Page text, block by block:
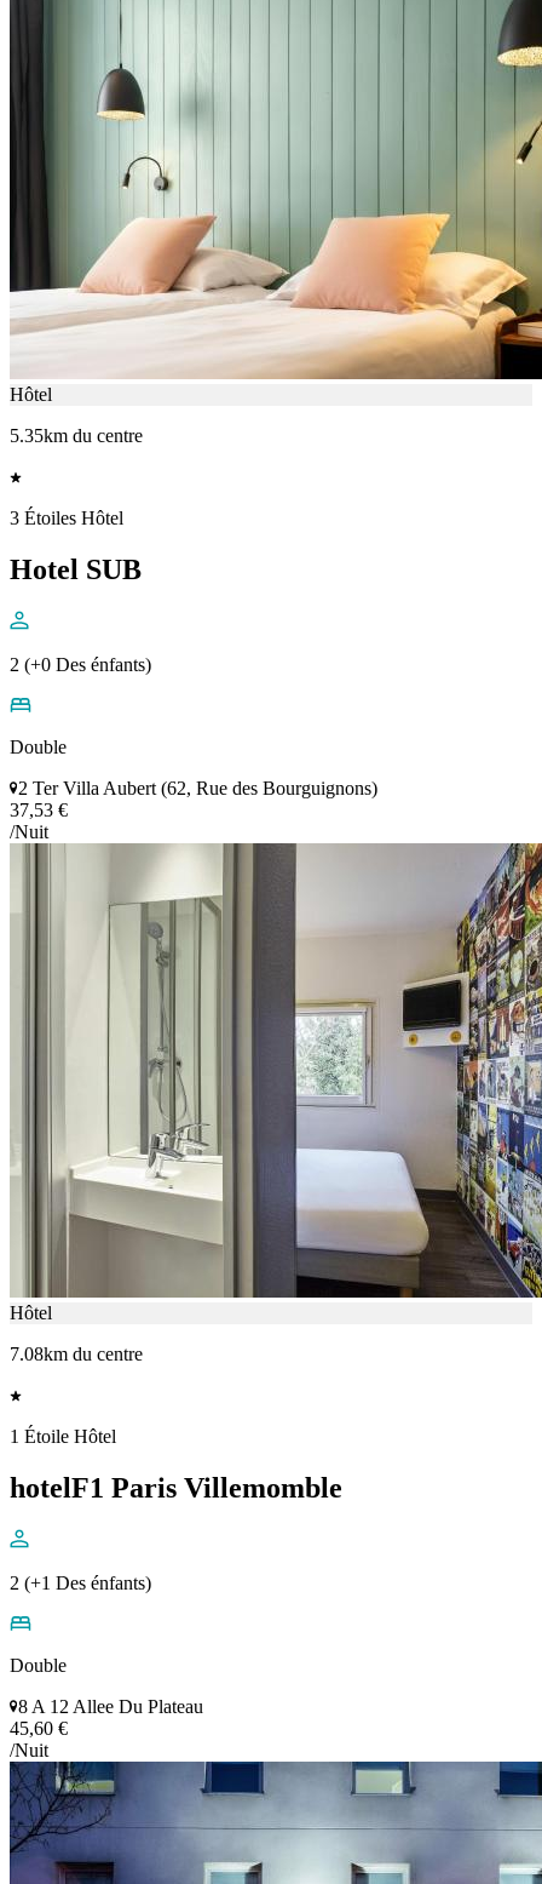
Hôtel
5.35km du centre
3 Étoiles Hôtel
Hotel SUB
2 (+0 Des énfants)
Double
2 Ter Villa Aubert (62, Rue des Bourguignons)
37,53 €
/Nuit
Hôtel
7.08km du centre
1 Étoile Hôtel
hotelF1 Paris Villemomble
2 (+1 Des énfants)
Double
8 A 12 Allee Du Plateau
45,60 €
/Nuit